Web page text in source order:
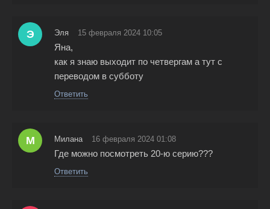
Э Эля 15 февраля 2024 10:05
Яна,
как я знаю выходит по четвергам а тут с
переводом в субботу
Ответить
М Милана 16 февраля 2024 01:08
Где можно посмотреть 20-ю серию???
Ответить